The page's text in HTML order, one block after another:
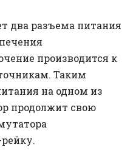
два разъема питания
производится к
Таким
на одном из
продолжит свою